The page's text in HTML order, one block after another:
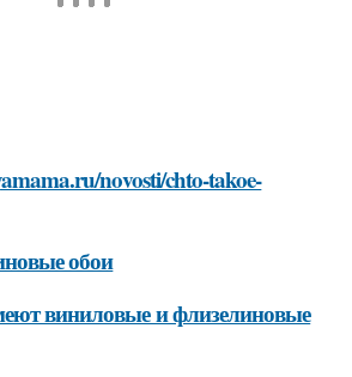
novosti/chto-takoe-
обои
виниловые и флизелиновые